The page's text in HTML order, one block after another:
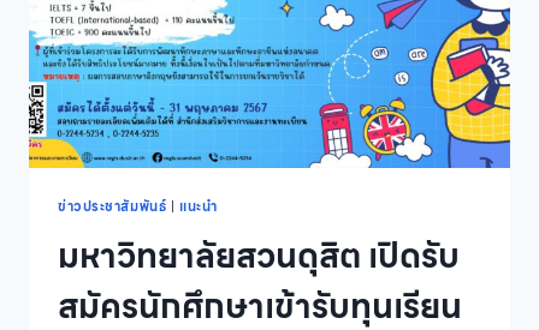
ตรี
ภาค
ปกติ
ปี
การ
ศึกษา
2567
ที่
ADMISSION
ข่าวประชาสัมพันธ์ | แนะนำ
มหาวิทยาลัยสวนดุสิต เปิดรับ
สมัครนักศึกษาเข้ารับทุนเรียน